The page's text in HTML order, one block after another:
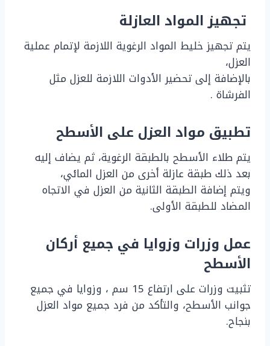
تجهيز المواد العازلة
يتم تجهيز خليط المواد الرغوية اللازمة لإتمام عملية
العزل،
بالإضافة إلى تحضير الأدوات اللازمة للعزل مثل
الفرشاة .
تطبيق مواد العزل على الأسطح
يتم طلاء الأسطح بالطبقة الرغوية، ثم يضاف إليه
بعد ذلك طبقة عازلة أخرى من العزل المائي،
ويتم إضافة الطبقة الثانية من العزل في الاتجاه
المضاد للطبقة الأولى.
عمل وزرات وزوايا في جميع أركان
الأسطح
تثبيت وزرات على ارتفاع 15 سم ، وزوايا في جميع
جوانب الأسطح، والتأكد من فرد جميع مواد العزل
بنجاح.